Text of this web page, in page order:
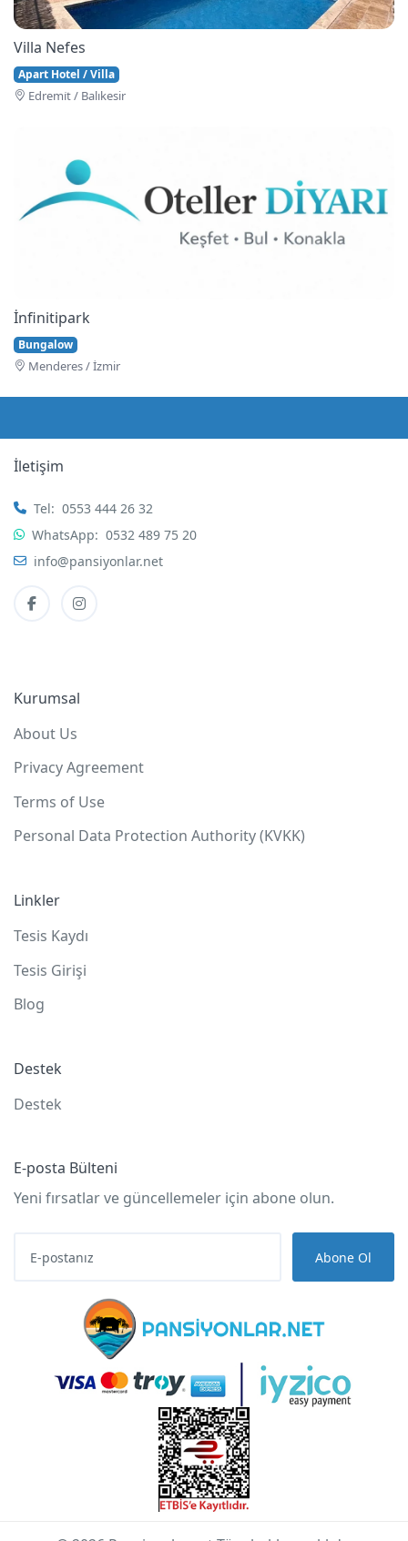
Villa Nefes
Apart Hotel / Villa
Edremi̇t / Balıkesir
İnfinitipark
Bungalow
Menderes / İzmir
İletişim
Tel: 0553 444 26 32
WhatsApp: 0532 489 75 20
info@pansiyonlar.net
Kurumsal
About Us
Privacy Agreement
Terms of Use
Personal Data Protection Authority (KVKK)
Linkler
Tesis Kaydı
Tesis Girişi
Blog
Destek
Destek
E-posta Bülteni
Yeni fırsatlar ve güncellemeler için abone olun.
Abone Ol